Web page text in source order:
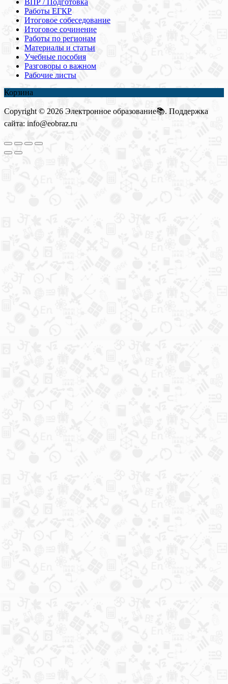
Работы ЕГКР
Итоговое собеседование
Итоговое сочинение
Работы по регионам
Материалы и статьи
Учебные пособия
Разговоры о важном
Рабочие листы
Корзина
Copyright © 2026 Электронное образование📚. Поддержка
сайта: info@eobraz.ru